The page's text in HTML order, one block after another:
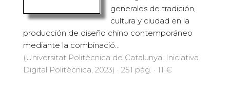
generales de tradición,
cultura y ciudad en la
producción de diseño chino contemporáneo
mediante la combinació...
(Universitat Politècnica de Catalunya. Iniciativa
Digital Politècnica, 2023) · 251 pàg. · 11 €